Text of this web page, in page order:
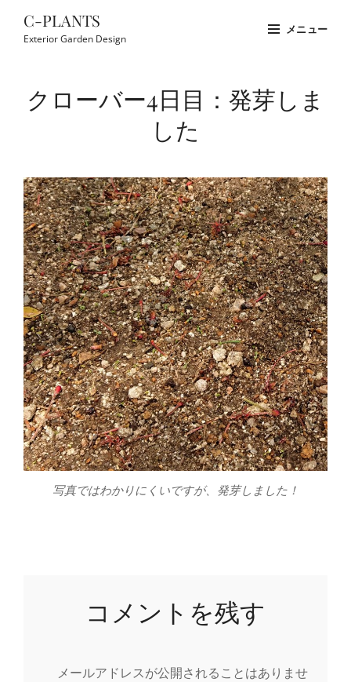
C-PLANTS
Exterior Garden Design
メニュー
Overlayクローバー4日目：発芽しま
した
写真ではわかりにくいですが、発芽しました！
コメントを残す
メールアドレスが公開されることはありませ